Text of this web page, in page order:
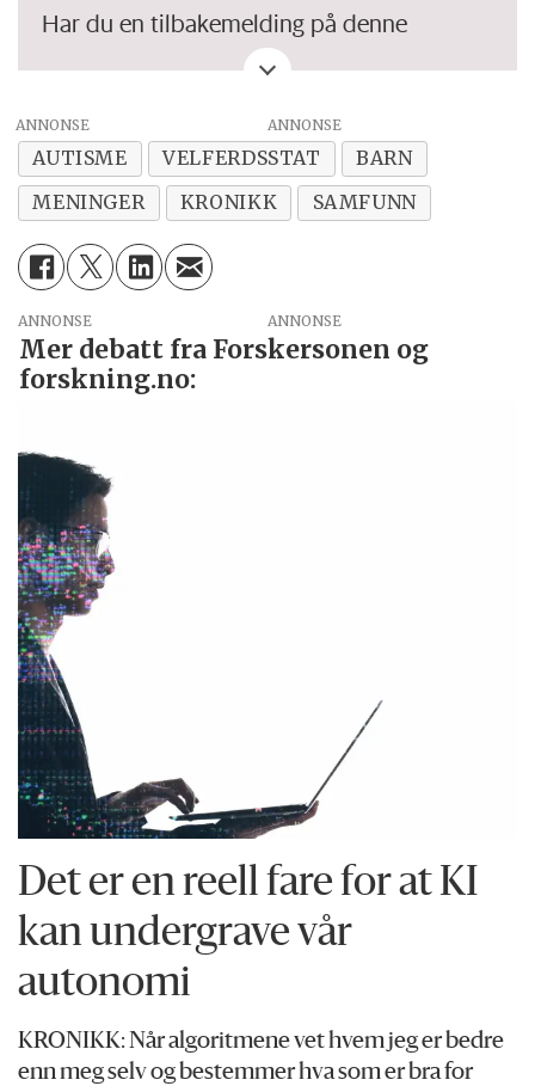
Har du en tilbakemelding på denne
kronikken. Eller spørsmål, ros eller kritikk
en viktig debatt?
ANNONSE
AUTISME VELFERDSSTAT
BARN
MENINGER
KRONIKK SAMFUNN
ANNONSE
Mer debatt fra Forskersonen og
forskning.no:
Det er en reell fare for at KI
kan undergrave vår
autonomi
KRONIKK: Når algoritmene vet hvem jeg er bedre
enn meg selv og bestemmer hva som er bra for